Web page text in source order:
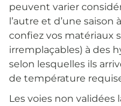
peuvent varier
l’autre et d’une saison
confiez vos matériaux
irremplaçables) à des
selon lesquelles ils
de température
Les voies non validées